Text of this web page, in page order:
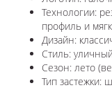
Технологии:
профиль и
Дизайн:
Стиль:
Сезон: лето
Тип застежки: